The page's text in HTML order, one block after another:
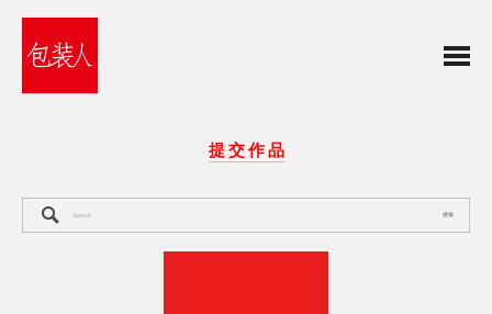
提 交 作 品
搜索